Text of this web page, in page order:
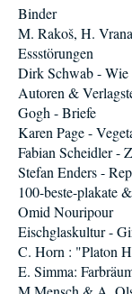
Binder
M. Rakoš, H.
Essstörungen
Dirk Schwab - Wie
Autoren &
Gogh - Briefe
Karen Page -
Fabian Scheidler -
Stefan Enders -
100-beste-plakate
Omid Nouripour
Eischglaskultur -
C. Horn : "Platon
E. Simma: